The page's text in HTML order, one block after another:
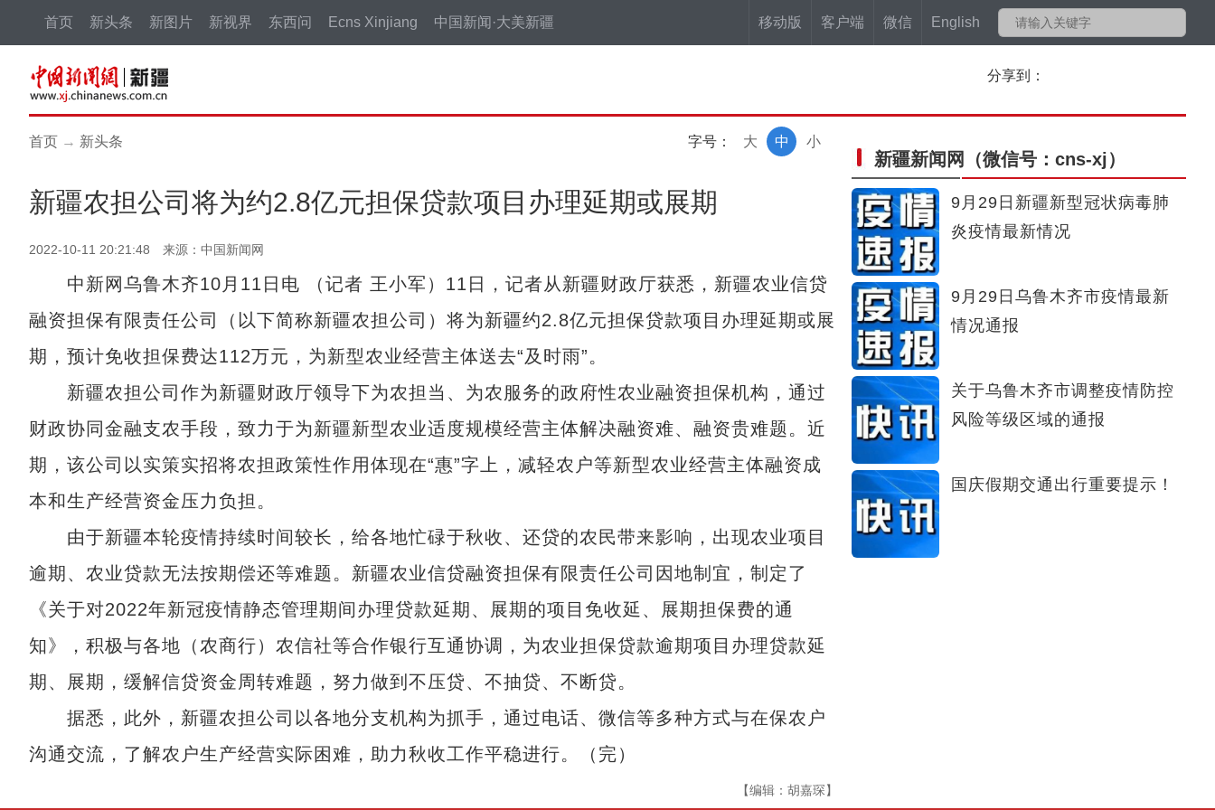
移动版 客户端 微信 English
首页 新头条 新图片 新视界 东西问 Ecns Xinjiang 中国新闻·大美新疆
分享到：
首页 → 新头条 字号： 小
中
大
新疆农担公司将为约2.8亿元担保贷款项目办理延期或展期
2022-10-11 20:21:48 来源：中国新闻网
中新网乌鲁木齐10月11日电 （记者 王小军）11日，记者从新疆财政厅获悉，新疆农业信贷
融资担保有限责任公司（以下简称新疆农担公司）将为新疆约2.8亿元担保贷款项目办理延期或展
期，预计免收担保费达112万元，为新型农业经营主体送去“及时雨”。
新疆农担公司作为新疆财政厅领导下为农担当、为农服务的政府性农业融资担保机构，通过
财政协同金融支农手段，致力于为新疆新型农业适度规模经营主体解决融资难、融资贵难题。近
期，该公司以实策实招将农担政策性作用体现在“惠”字上，减轻农户等新型农业经营主体融资成
本和生产经营资金压力负担。
由于新疆本轮疫情持续时间较长，给各地忙碌于秋收、还贷的农民带来影响，出现农业项目
逾期、农业贷款无法按期偿还等难题。新疆农业信贷融资担保有限责任公司因地制宜，制定了
《关于对2022年新冠疫情静态管理期间办理贷款延期、展期的项目免收延、展期担保费的通
知》，积极与各地（农商行）农信社等合作银行互通协调，为农业担保贷款逾期项目办理贷款延
期、展期，缓解信贷资金周转难题，努力做到不压贷、不抽贷、不断贷。
据悉，此外，新疆农担公司以各地分支机构为抓手，通过电话、微信等多种方式与在保农户
沟通交流，了解农户生产经营实际困难，助力秋收工作平稳进行。（完）
【编辑：胡嘉琛】
新疆新闻网 （微信号：cns-xj）
9月29日新疆新型冠状病毒肺
炎疫情最新情况
9月29日乌鲁木齐市疫情最新
情况通报
关于乌鲁木齐市调整疫情防控
风险等级区域的通报
国庆假期交通出行重要提示！